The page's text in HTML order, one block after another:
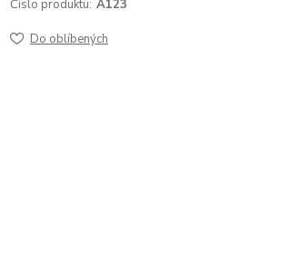
Číslo produktu: A123
Do oblíbených